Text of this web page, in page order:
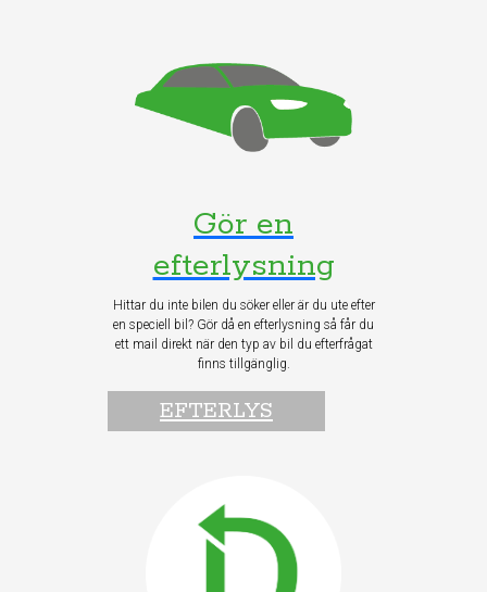
Gör en
efterlysning
Hittar du inte bilen du söker eller är du ute efter
en speciell bil? Gör då en efterlysning så får du
ett mail direkt när den typ av bil du efterfrågat
finns tillgänglig.
EFTERLYS